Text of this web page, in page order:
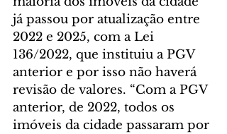
já passou por atualização entre
2022 e 2025, com a Lei
136/2022, que instituiu a PGV
anterior e por isso não haverá
revisão de valores. “Com a PGV
anterior, de 2022, todos os
imóveis da cidade passaram por